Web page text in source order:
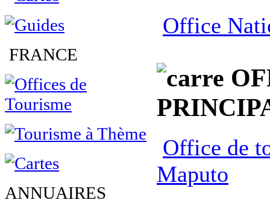
FRANCE
ANNUAIRES
Office
Office de
Maputo